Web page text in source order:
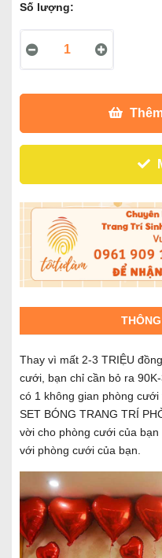
Số lượng:
Thay vì mất 2-3 TRIỆU
cưới, bạn chỉ cần bỏ ra
có 1 không gian phòng cưới
SET BÓNG TRANG TRÍ
vời cho phòng cưới của
với phòng cưới của bạn.